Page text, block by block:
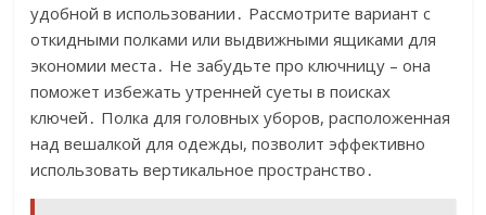
удобной в использовании․ Рассмотрите вариант с
откидными полками или выдвижными ящиками для
экономии места․ Не забудьте про ключницу – она
поможет избежать утренней суеты в поисках
ключей․ Полка для головных уборов, расположенная
над вешалкой для одежды, позволит эффективно
использовать вертикальное пространство․